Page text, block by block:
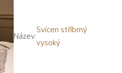
Název:
Svícen stříbrný
vysoký